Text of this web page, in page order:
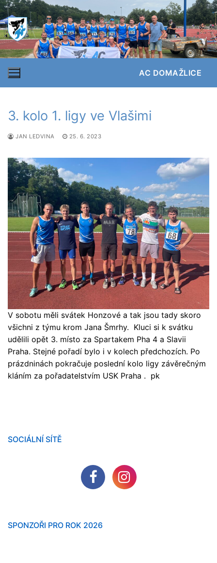
Přeskočit
na
obsah
AC DOMAŽLICE
3. kolo 1. ligy ve Vlašimi
JAN LEDVINA 25. 6. 2023
V sobotu měli svátek Honzové a tak jsou tady skoro
všichni z týmu krom Jana Šmrhy. Kluci si k svátku
udělili opět 3. místo za Spartakem Pha 4 a Slavii
Praha. Stejné pořadí bylo i v kolech předchozích. Po
prázdninách pokračuje poslední kolo ligy závěrečným
kláním za pořadatelstvím USK Praha . pk
SOCIÁLNÍ SÍTĚ
SPONZOŘI PRO ROK 2026